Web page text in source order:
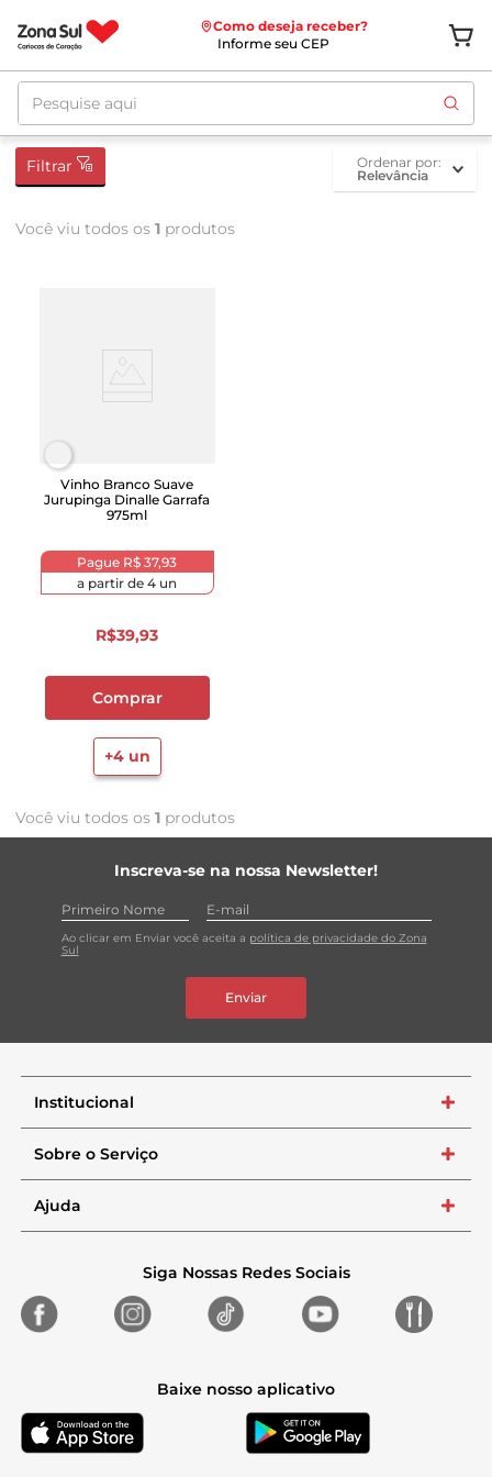
Como deseja receber?
Informe seu CEP
Pesquise aqui
Filtrar
ordenar por
Relevância
Você viu todos os 1 produtos
Vinho Branco Suave
Jurupinga Dinalle Garrafa
975ml
Pague R$ 37,93
a partir de 4 un
R$39,93
Comprar
+4un
Você viu todos os 1 produtos
Inscreva-se na nossa Newsletter!
Ao clicar em Enviar você aceita a política de privacidade do Zona
Sul
Enviar
Institucional +
Sobre o Serviço +
Ajuda +
Siga Nossas Redes Sociais
Baixe nosso aplicativo